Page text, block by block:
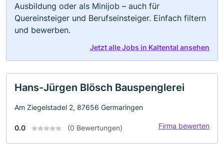
Ausbildung oder als Minijob – auch für
Quereinsteiger und Berufseinsteiger. Einfach filtern
und bewerben.
Jetzt alle Jobs in Kaltental ansehen
Hans-Jürgen Blösch Bauspenglerei
Am Ziegelstadel 2, 87656 Germaringen
0.0 (0 Bewertungen) Firma bewerten